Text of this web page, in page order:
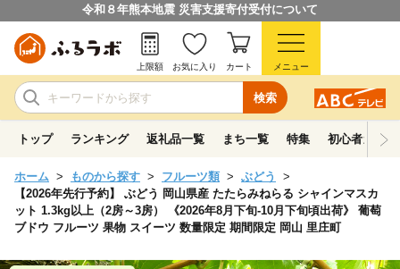
令和８年熊本地震 災害支援寄付受付について
検索
上限額 お気に入り カート メニュー
トップ ランキング 返礼品一覧 まち一覧 特集 初心者ガイド
ホーム ものから探す フルーツ類
ぶどう
【2026年先行予約】 ぶどう 岡山県産 たたらみねらる シャインマスカ
ット 1.3kg以上（2房～3房） 《2026年8月下旬-10月下旬頃出荷》 葡萄
ブドウ フルーツ 果物 スイーツ 数量限定 期間限定 岡山 里庄町